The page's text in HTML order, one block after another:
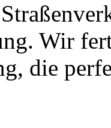
Wir
die